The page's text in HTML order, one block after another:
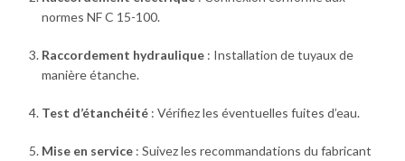
normes NF C 15-100.
Raccordement hydraulique : Installation de tuyaux de
manière étanche.
Test d’étanchéité : Vérifiez les éventuelles fuites d’eau.
Mise en service : Suivez les recommandations du fabricant